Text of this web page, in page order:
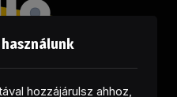
hozzájárulsz ahhoz,